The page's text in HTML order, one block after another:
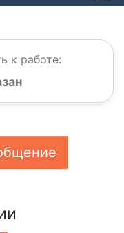
к работе: